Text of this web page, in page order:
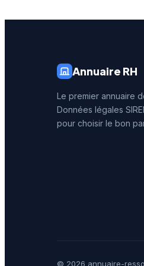
Annuaire RH
Le premier annuaire
Données légales
pour choisir le bon
© 2026 annuaire-